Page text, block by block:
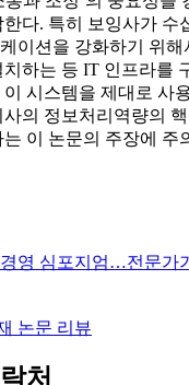
다. 특히 보잉사가 수
이션을 강화하기 위해
치하는 등 IT 인프라를
시스템을 제대로 사
의 정보처리역량의
이 논문의 주장에 주
영 심포지엄…전문가
논문 리뷰
처